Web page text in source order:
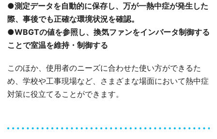
●測定データを自動的に保存し、万が一熱中症が発生した
際、事後でも正確な環境状況を確認。
●WBGTの値を参照し、換気ファンをインバータ制御する
ことで室温を維持・制御する
このほか、使用者のニーズに合わせた使い方ができるた
め、学校や工事現場など、さまざまな場面において熱中症
対策に役立てることができます。